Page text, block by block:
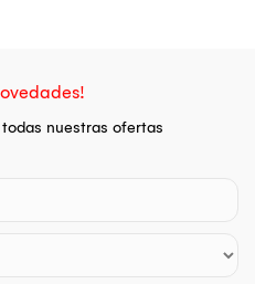
nuestras ofertas